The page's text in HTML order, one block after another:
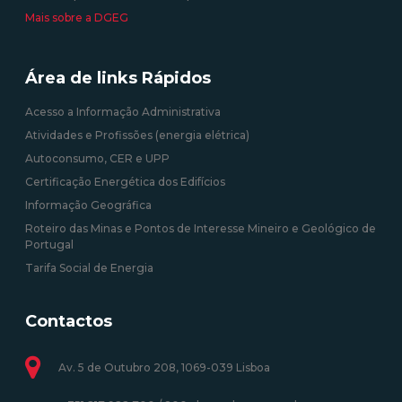
Mais sobre a DGEG
Área de links Rápidos
Acesso a Informação Administrativa
Atividades e Profissões (energia elétrica)
Autoconsumo, CER e UPP
Certificação Energética dos Edifícios
Informação Geográfica
Roteiro das Minas e Pontos de Interesse Mineiro e Geológico de
Portugal
Tarifa Social de Energia
Contactos
Av. 5 de Outubro 208, 1069-039 Lisboa